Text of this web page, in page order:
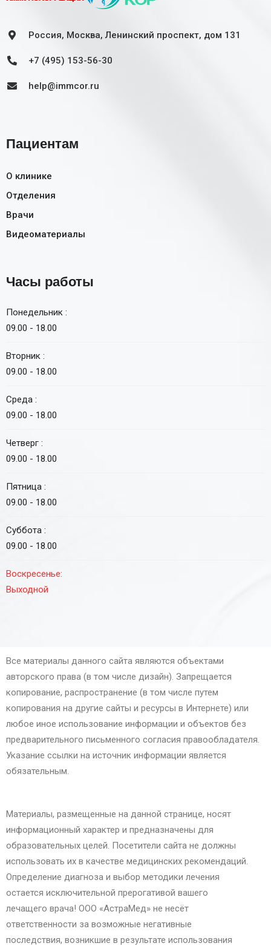
Россия, Москва, Ленинский проспект, дом 131
+7 (495) 153-56-30
help@immcor.ru
Пациентам
О клинике
Отделения
Врачи
Видеоматериалы
Часы работы
Понедельник :
09.00 - 18.00
Вторник :
09.00 - 18.00
Среда :
09.00 - 18.00
Четверг :
09.00 - 18.00
Пятница :
09.00 - 18.00
Суббота :
09.00 - 18.00
Воскресенье:
Выходной
Все материалы данного сайта являются объектами
авторского права (в том числе дизайн). Запрещается
копирование, распространение (в том числе путем
копирования на другие сайты и ресурсы в Интернете) или
любое иное использование информации и объектов без
предварительного письменного согласия правообладателя.
Указание ссылки на источник информации является
обязательным.
Материалы, размещенные на данной странице, носят
информационный характер и предназначены для
образовательных целей. Посетители сайта не должны
использовать их в качестве медицинских рекомендаций.
Определение диагноза и выбор методики лечения
остается исключительной прерогативой вашего
лечащего врача! ООО «АстраМед» не несёт
ответственности за возможные негативные
последствия, возникшие в результате использования